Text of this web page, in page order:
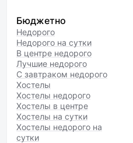
Бюджетно
Недорого
Недорого на сутки
В центре недорого
Лучшие недорого
С завтраком недорого
Хостелы
Хостелы недорого
Хостелы в центре
Хостелы на сутки
Хостелы недорого на
сутки